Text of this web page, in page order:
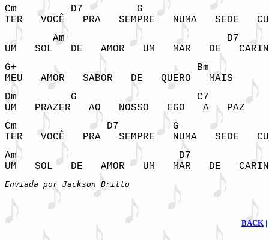
Cm         D7         G
TER   VOCÊ   PRA   SEMPRE   NUMA   SEDE
        Am                           D7
UM   SOL   DE   AMOR   UM   MAR   DE
G+                              Bm
MEU   AMOR   SABOR   DE   QUERO   MAIS
Dm         G                    C7
UM   PRAZER   AO   NOSSO   EGO   A   PAZ
Cm               D7         G
TER   VOCÊ   PRA   SEMPRE   NUMA   SEDE
Am                           D7
Enviada por Jackson Britto
BACK |